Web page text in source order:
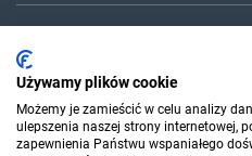
Dla organizatorów
Używamy plików cookie
Możemy je zamieścić w celu analizy
ulepszenia naszej strony internetowej,
zapewnienia Państwu wspaniałego